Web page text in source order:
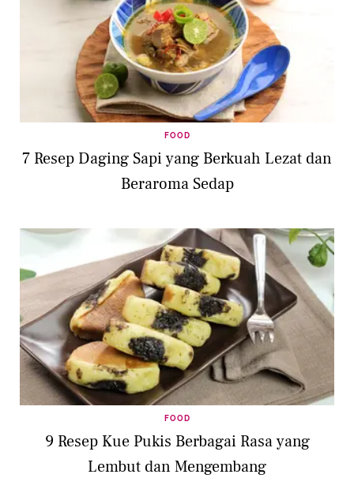
FOOD
7 Resep Daging Sapi yang Berkuah Lezat dan
Beraroma Sedap
FOOD
9 Resep Kue Pukis Berbagai Rasa yang
Lembut dan Mengembang